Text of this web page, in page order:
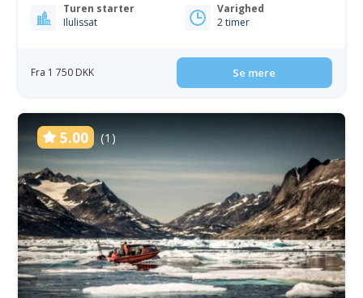
Turen starter
Ilulissat
Varighed
2 timer
Fra 1 750 DKK Se mere
5.00 (1)